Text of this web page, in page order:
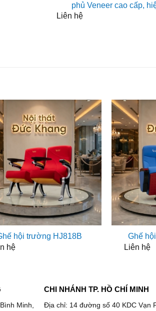
phủ Veneer cao cấp,
Liên hệ
hội trường HJ818B
hệ
Ghế
Liên hệ
Minh,
CHI NHÁNH TP. HỒ CHÍ MINH
Địa chỉ: 14 đường số 40 KDC Vạn